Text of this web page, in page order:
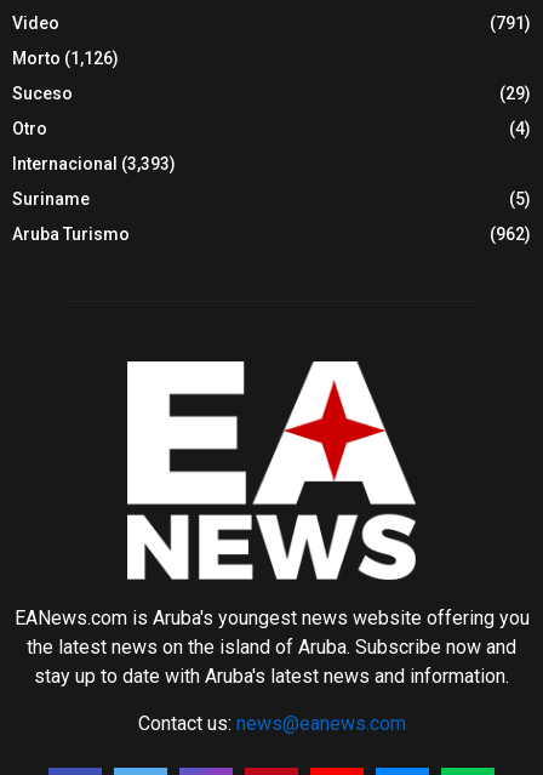
Video
(791)
Morto (1,126)
Suceso
(29)
Otro
(4)
Internacional (3,393)
Suriname
(5)
Aruba Turismo
(962)
EANews.com is Aruba's youngest news website offering you
the latest news on the island of Aruba. Subscribe now and
stay up to date with Aruba's latest news and information.
Contact us: news@eanews.com